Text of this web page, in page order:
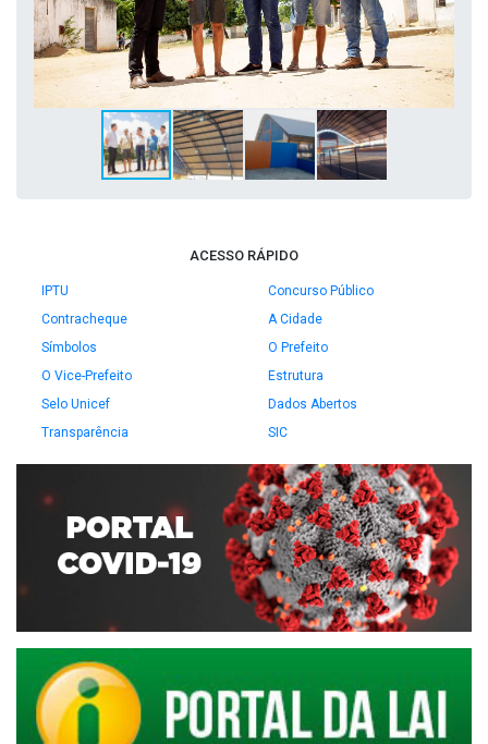
ACESSO RÁPIDO
IPTU
Concurso Público
Contracheque
A Cidade
Símbolos
O Prefeito
O Vice-Prefeito
Estrutura
Selo Unicef
Dados Abertos
Transparência
SIC